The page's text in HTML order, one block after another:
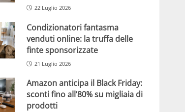
22 Luglio 2026
Condizionatori fantasma
venduti online: la truffa delle
finte sponsorizzate
21 Luglio 2026
Amazon anticipa il Black Friday:
sconti fino all’80% su migliaia di
prodotti